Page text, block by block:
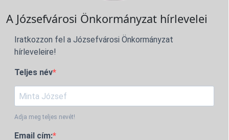
A Józsefvárosi Önkormányzat hírlevelei
Iratkozzon fel a Józsefvárosi Önkormányzat
hírleveleire!
Teljes név
Adja meg teljes nevét!
Email cím: